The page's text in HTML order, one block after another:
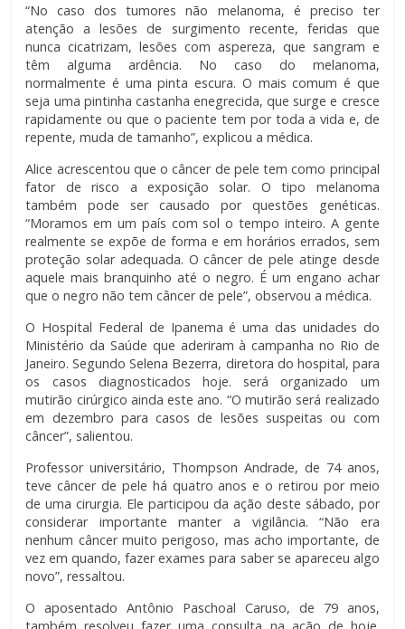
“No caso dos tumores não melanoma, é preciso ter
atenção a lesões de surgimento recente, feridas que
nunca cicatrizam, lesões com aspereza, que sangram e
têm alguma ardência. No caso do melanoma,
normalmente é uma pinta escura. O mais comum é que
seja uma pintinha castanha enegrecida, que surge e cresce
rapidamente ou que o paciente tem por toda a vida e, de
repente, muda de tamanho”, explicou a médica.
Alice acrescentou que o câncer de pele tem como principal
fator de risco a exposição solar. O tipo melanoma
também pode ser causado por questões genéticas.
“Moramos em um país com sol o tempo inteiro. A gente
realmente se expõe de forma e em horários errados, sem
proteção solar adequada. O câncer de pele atinge desde
aquele mais branquinho até o negro. É um engano achar
que o negro não tem câncer de pele”, observou a médica.
O Hospital Federal de Ipanema é uma das unidades do
Ministério da Saúde que aderiram à campanha no Rio de
Janeiro. Segundo Selena Bezerra, diretora do hospital, para
os casos diagnosticados hoje. será organizado um
mutirão cirúrgico ainda este ano. “O mutirão será realizado
em dezembro para casos de lesões suspeitas ou com
câncer”, salientou.
Professor universitário, Thompson Andrade, de 74 anos,
teve câncer de pele há quatro anos e o retirou por meio
de uma cirurgia. Ele participou da ação deste sábado, por
considerar importante manter a vigilância. “Não era
nenhum câncer muito perigoso, mas acho importante, de
vez em quando, fazer exames para saber se apareceu algo
novo”, ressaltou.
O aposentado Antônio Paschoal Caruso, de 79 anos,
também resolveu fazer uma consulta na ação de hoje.